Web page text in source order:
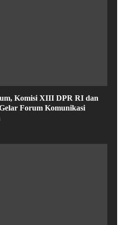
Komisi XIII DPR RI dan
Forum Komunikasi